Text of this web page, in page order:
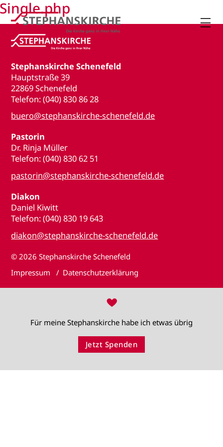

Stephanskirche Schenefeld
Hauptstraße 39
22869 Schenefeld
Telefon: (040) 830 86 28
buero@stephanskirche-schenefeld.de
Pastorin
Dr. Rinja Müller
Telefon: (040) 830 62 51
pastorin@stephanskirche-schenefeld.de
Diakon
Daniel Kiwitt
Telefon: (040) 830 19 643
diakon@stephanskirche-schenefeld.de
© 2026 Stephanskirche Schenefeld
Impressum
Datenschutzerklärung
♥
Für meine Stephanskirche habe ich etwas übrig
Jetzt Spenden